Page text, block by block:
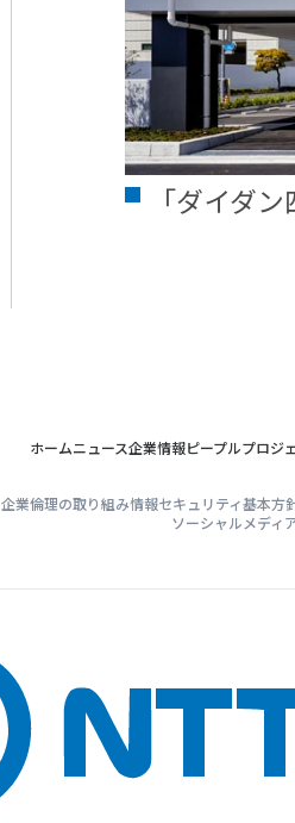
「ダイダ
ホームニュース企業情報ピープルプロジ
企業倫理の取り組み情報セキュリティ基本方
ソーシャルメディ